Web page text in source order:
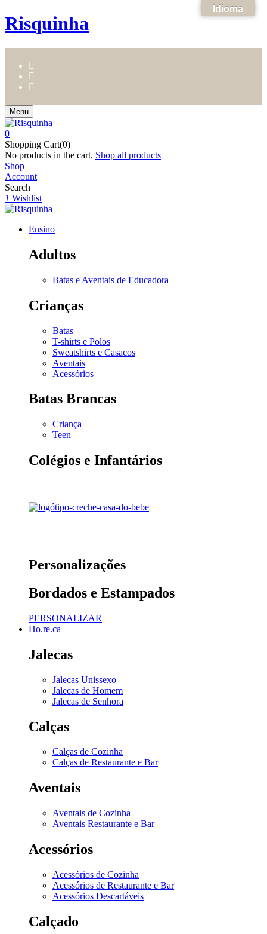
Risquinha
Menu
0
Shopping Cart(0)
No products in the cart. Shop all products
Shop
Account
Search
1 Wishlist
Ensino
Adultos
Batas e Aventais de Educadora
Crianças
Batas
T-shirts e Polos
Sweatshirts e Casacos
Aventais
Acessórios
Batas Brancas
Criança
Teen
Colégios e Infantários
Personalizações
Bordados e Estampados
PERSONALIZAR
Ho.re.ca
Jalecas
Jalecas Unissexo
Jalecas de Homem
Jalecas de Senhora
Calças
Calças de Cozinha
Calças de Restaurante e Bar
Aventais
Aventais de Cozinha
Aventais Restaurante e Bar
Acessórios
Acessórios de Cozinha
Acessórios de Restaurante e Bar
Acessórios Descartáveis
Calçado
Idioma